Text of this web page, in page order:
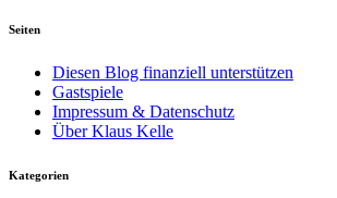
Seiten
Diesen Blog finanziell unterstützen
Gastspiele
Impressum & Datenschutz
Über Klaus Kelle
Kategorien